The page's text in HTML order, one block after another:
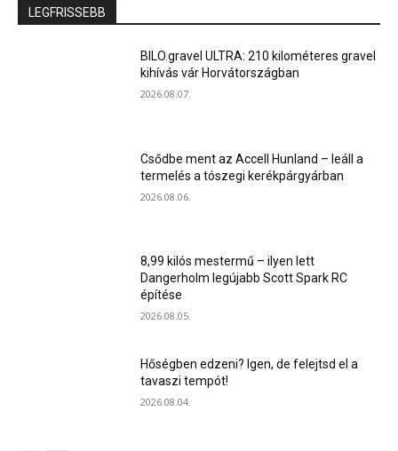
LEGFRISSEBB
BILO.gravel ULTRA: 210 kilométeres gravel
kihívás vár Horvátországban
2026.08.07.
Csődbe ment az Accell Hunland – leáll a
termelés a tószegi kerékpárgyárban
2026.08.06.
8,99 kilós mestermű – ilyen lett
Dangerholm legújabb Scott Spark RC
építése
2026.08.05.
Hőségben edzeni? Igen, de felejtsd el a
tavaszi tempót!
2026.08.04.